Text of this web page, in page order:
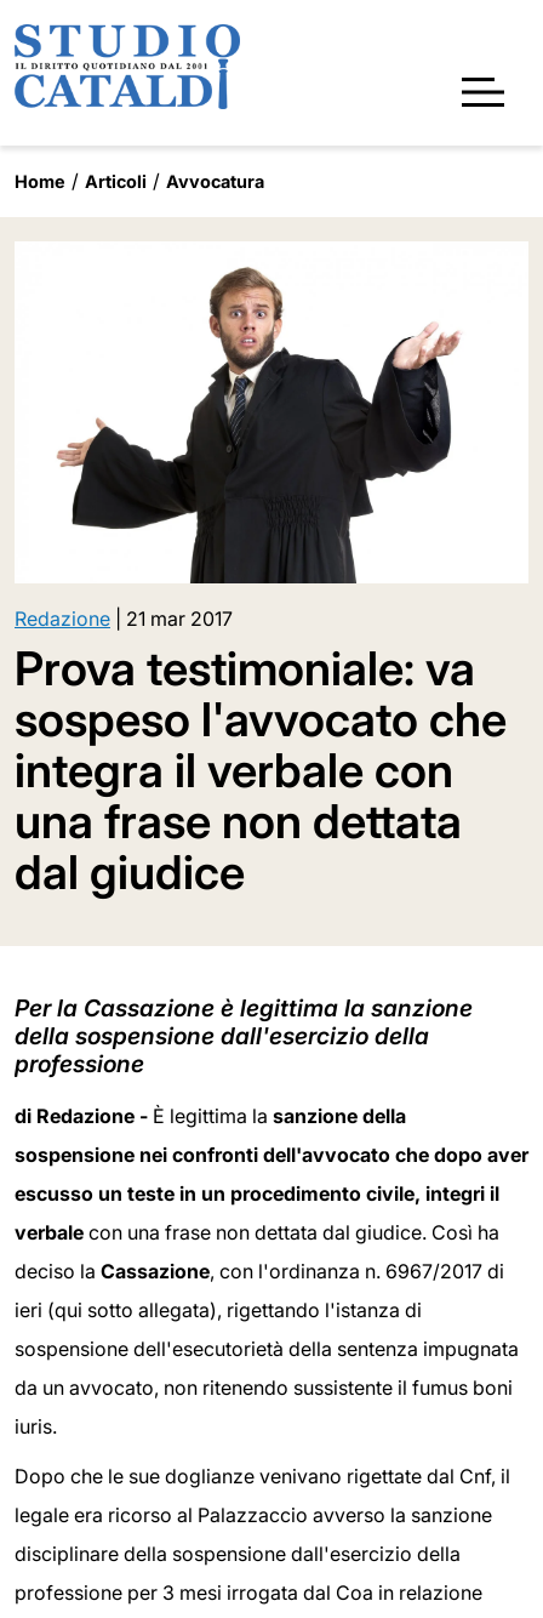
Home Articoli Avvocatura
Redazione 21 mar 2017
Prova testimoniale: va
sospeso l'avvocato che
integra il verbale con
una frase non dettata
dal giudice
Per la Cassazione è legittima la sanzione
della sospensione dall'esercizio della
professione
di Redazione - È legittima la sanzione della
sospensione nei confronti dell'avvocato che dopo aver
escusso un teste in un procedimento civile, integri il
verbale con una frase non dettata dal giudice. Così ha
deciso la Cassazione, con l'ordinanza n. 6967/2017 di
ieri (qui sotto allegata), rigettando l'istanza di
sospensione dell'esecutorietà della sentenza impugnata
da un avvocato, non ritenendo sussistente il fumus boni
iuris.
Dopo che le sue doglianze venivano rigettate dal Cnf, il
legale era ricorso al Palazzaccio avverso la sanzione
disciplinare della sospensione dall'esercizio della
professione per 3 mesi irrogata dal Coa in relazione